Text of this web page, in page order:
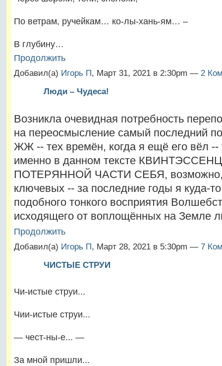
По ветрам, ручейкам… ко-лы-хань-ям… –
В глубину…
Продолжить
Добавил(а) Игорь П, Март 31, 2021 в 2:30pm — 2
Люди – Чудеса!
Возникла очевидная потребность
на переосмысление самый последний
ЖЖ -- тех времён, когда я ещё его вёл --
именно в данном тексте
ПОТЕРЯННОЙ ЧАСТИ СЕБЯ, возможно,
ключевых -- за последние годы я куда-
подобного тонкого восприятия
исходящего от воплощённых на Земле
Продолжить
Добавил(а) Игорь П, Март 28, 2021 в 5:30pm — 7
ЧИСТЫЕ СТРУИ
Чи-истые струи...
Чии-истые струи...
— чест-ны-е... —
За мной пришли...